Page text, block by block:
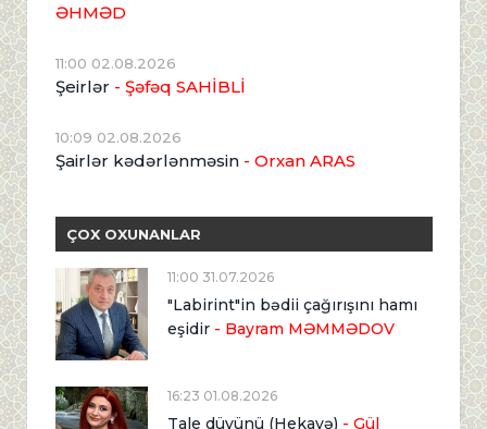
ƏHMƏD
11:00 02.08.2026
Şeirlər - Şəfəq SAHİBLİ
10:09 02.08.2026
Şairlər kədərlənməsin - Orxan ARAS
ÇOX OXUNANLAR
11:00 31.07.2026
"Labirint"in bədii çağırışını hamı
eşidir - Bayram MƏMMƏDOV
16:23 01.08.2026
Tale düyünü (Hekayə) - Gül